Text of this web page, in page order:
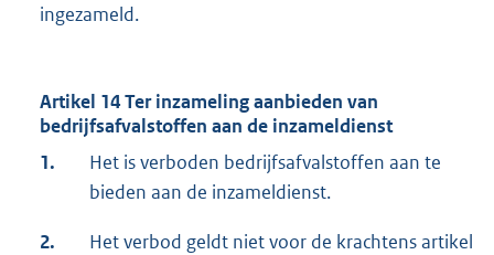
ingezameld.
Artikel 14 Ter inzameling aanbieden van
bedrijfsafvalstoffen aan de inzameldienst
1.
Het is verboden bedrijfsafvalstoffen aan te
bieden aan de inzameldienst.
2.
Het verbod geldt niet voor de krachtens artikel